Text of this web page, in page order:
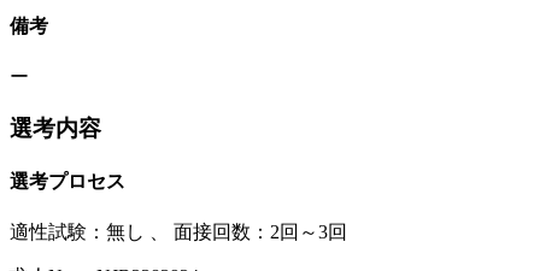
備考
ー
選考内容
選考プロセス
適性試験： 無し 、 面接回数：2回～3回